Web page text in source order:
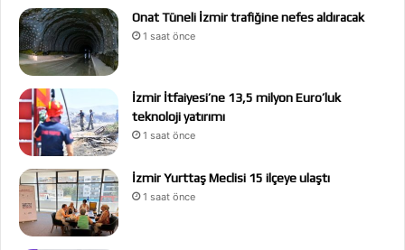
Onat Tüneli İzmir trafiğine nefes aldıracak
1 saat önce
İzmir İtfaiyesi’ne 13,5 milyon Euro’luk
teknoloji yatırımı
1 saat önce
İzmir Yurttaş Meclisi 15 ilçeye ulaştı
1 saat önce